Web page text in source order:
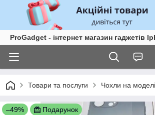
ProGadget - iнтернет магазин гаджетів
Товари та послуги Чохли на
–49% Подарунок